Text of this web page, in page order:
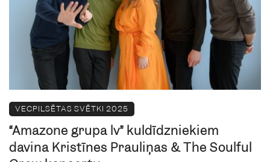
VECPILSĒTAS SVĒTKI 2025
“Amazone grupa lv” kuldīdzniekiem
dāvina Kristīnes Prauliņas & The Soulful